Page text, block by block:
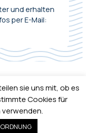
und erhalten
per E-Mail:
sie uns mit, ob es
Cookies für